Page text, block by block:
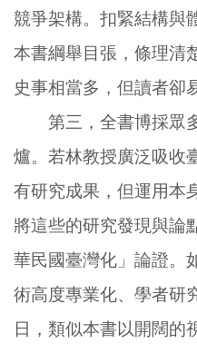
競爭架構。扣緊結構與
本書綱舉目張，條理清
史事相當多，但讀者卻
第三，全書博採眾多
爐。若林教授廣泛吸收
有研究成果，但運用本
將這些的研究發現與論
華民國臺灣化」論證。
術高度專業化、學者研
日，類似本書以開闊的